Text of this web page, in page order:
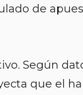
de
Según
que el